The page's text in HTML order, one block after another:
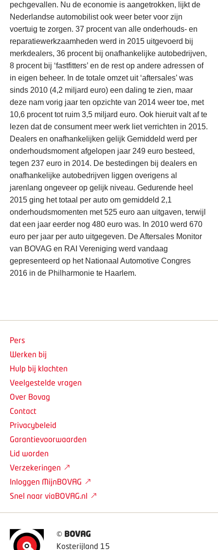
pechgevallen. Nu de economie is aangetrokken, lijkt de
Nederlandse automobilist ook weer beter voor zijn
voertuig te zorgen. 37 procent van alle onderhouds- en
reparatiewerkzaamheden werd in 2015 uitgevoerd bij
merkdealers, 36 procent bij onafhankelijke autobedrijven,
8 procent bij ‘fastfitters’ en de rest op andere adressen of
in eigen beheer. In de totale omzet uit ‘aftersales’ was
sinds 2010 (4,2 miljard euro) een daling te zien, maar
deze nam vorig jaar ten opzichte van 2014 weer toe, met
10,6 procent tot ruim 3,5 miljard euro. Ook hieruit valt af te
lezen dat de consument meer werk liet verrichten in 2015.
Dealers en onafhankelijken gelijk Gemiddeld werd per
onderhoudsmoment afgelopen jaar 249 euro besteed,
tegen 237 euro in 2014. De bestedingen bij dealers en
onafhankelijke autobedrijven liggen overigens al
jarenlang ongeveer op gelijk niveau. Gedurende heel
2015 ging het totaal per auto om gemiddeld 2,1
onderhoudsmomenten met 525 euro aan uitgaven, terwijl
dat een jaar eerder nog 480 euro was. In 2010 werd 670
euro per jaar per auto uitgegeven. De Aftersales Monitor
van BOVAG en RAI Vereniging werd vandaag
gepresenteerd op het Nationaal Automotive Congres
2016 in de Philharmonie te Haarlem.
© BOVAG
Kosterijland 15
Pers
Werken bij
Hulp bij klachten
Veelgestelde vragen
Over Bovag
Contact
Privacybeleid
Garantievoorwaarden
Lid worden
Verzekeringen
Inloggen MijnBOVAG
Snel naar viaBOVAG.nl